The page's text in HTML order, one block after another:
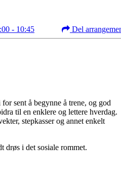
- 10:45 Del
sent å begynne å trene, og god
til en enklere og lettere hverdag.
stepkasser og annet enkelt
drøs i det sosiale rommet.